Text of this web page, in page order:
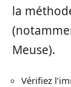
la
Meuse).
Vérifiez